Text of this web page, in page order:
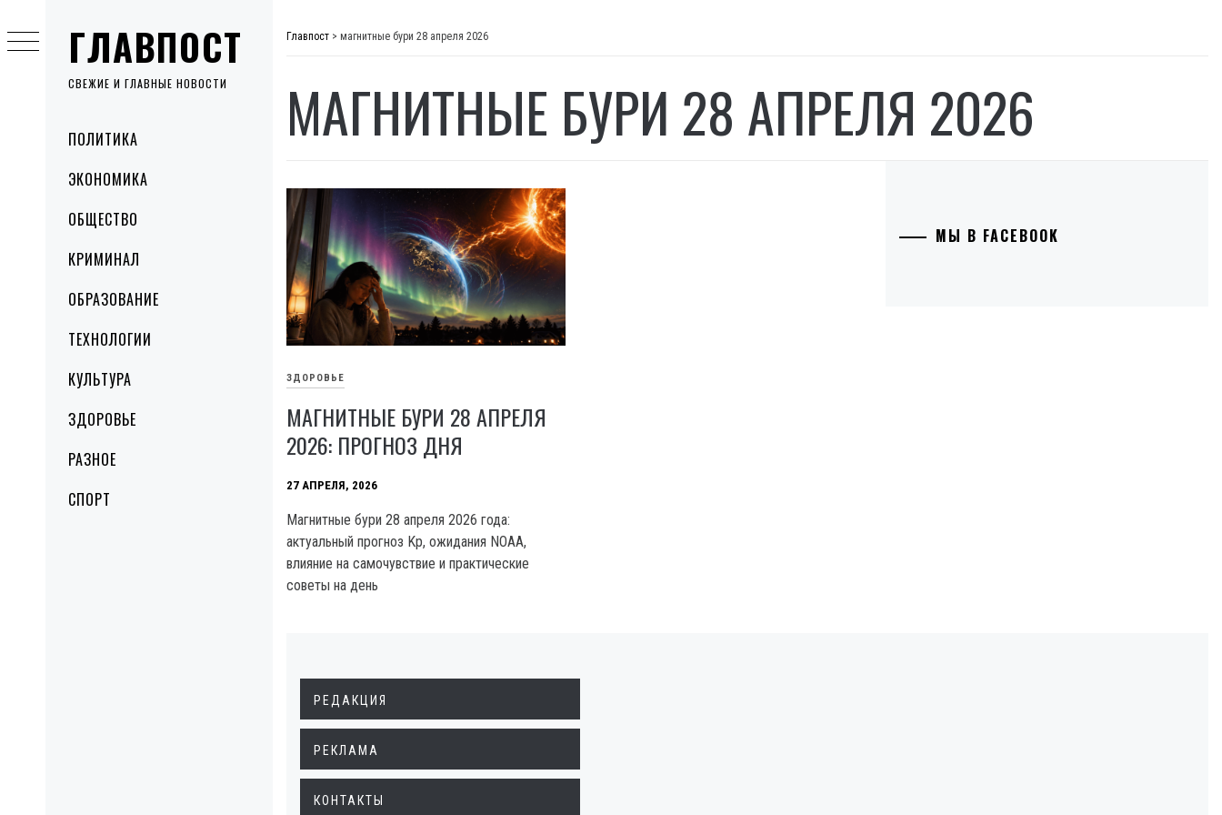
ГЛАВПОСТ
СВЕЖИЕ И ГЛАВНЫЕ НОВОСТИ
MenuПОЛИТИКА
ЭКОНОМИКА
ОБЩЕСТВО
КРИМИНАЛ
ОБРАЗОВАНИЕ
ТЕХНОЛОГИИ
КУЛЬТУРА
ЗДОРОВЬЕ
РАЗНОЕ
СПОРТ
to
content
Главпост > магнитные бури 28 апреля 2026
МАГНИТНЫЕ БУРИ 28 АПРЕЛЯ 2026
ЗДОРОВЬЕ
МАГНИТНЫЕ БУРИ 28 АПРЕЛЯ
2026: ПРОГНОЗ ДНЯ
27 АПРЕЛЯ, 2026
Магнитные бури 28 апреля 2026 года:
актуальный прогноз Kp, ожидания NOAA,
влияние на самочувствие и практические
советы на день
МЫ В FACEBOOK
РЕДАКЦИЯ
РЕКЛАМА
КОНТАКТЫ